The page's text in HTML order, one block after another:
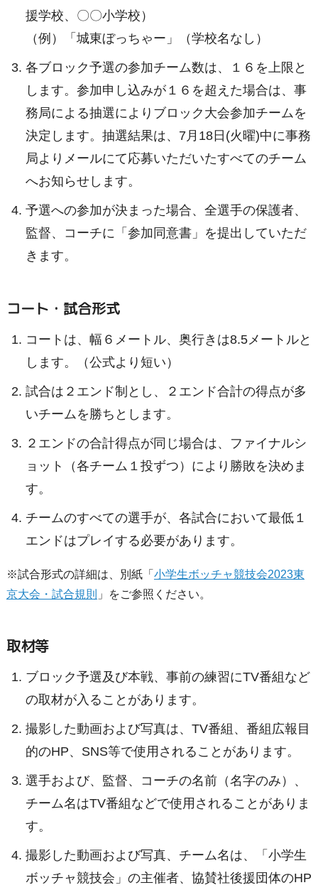
援学校、〇〇小学校）
（例）「城東ぼっちゃー」（学校名なし）
各ブロック予選の参加チーム数は、１６を上限と
します。参加申し込みが１６を超えた場合は、事
務局による抽選によりブロック大会参加チームを
決定します。抽選結果は、7月18日(火曜)中に事務
局よりメールにて応募いただいたすべてのチーム
へお知らせします。
予選への参加が決まった場合、全選手の保護者、
監督、コーチに「参加同意書」を提出していただ
きます。
コート・試合形式
コートは、幅６メートル、奥行きは8.5メートルと
します。（公式より短い）
試合は２エンド制とし、２エンド合計の得点が多
いチームを勝ちとします。
２エンドの合計得点が同じ場合は、ファイナルシ
ョット（各チーム１投ずつ）により勝敗を決めま
す。
チームのすべての選手が、各試合において最低１
エンドはプレイする必要があります。
※試合形式の詳細は、別紙「 小学生ボッチャ競技会2023東
京大会・試合規則 」をご参照ください。
取材等
ブロック予選及び本戦、事前の練習にTV番組など
の取材が入ることがあります。
撮影した動画および写真は、TV番組、番組広報目
的のHP、SNS等で使用されることがあります。
選手および、監督、コーチの名前（名字のみ）、
チーム名はTV番組などで使用されることがありま
す。
撮影した動画および写真、チーム名は、「小学生
ボッチャ競技会」の主催者、協賛社後援団体のHP